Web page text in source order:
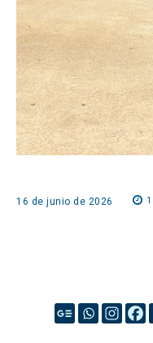
16 de junio de 2026 1